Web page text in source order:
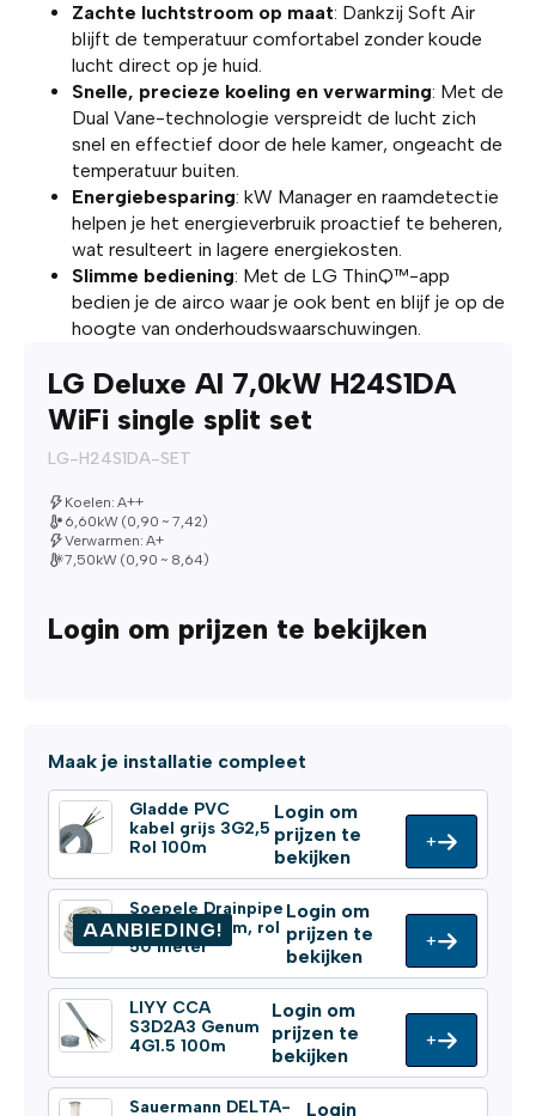
Zachte luchtstroom op maat: Dankzij Soft Air
blijft de temperatuur comfortabel zonder koude
lucht direct op je huid.
Snelle, precieze koeling en verwarming: Met de
Dual Vane-technologie verspreidt de lucht zich
snel en effectief door de hele kamer, ongeacht de
temperatuur buiten.
Energiebesparing: kW Manager en raamdetectie
helpen je het energieverbruik proactief te beheren,
wat resulteert in lagere energiekosten.
Slimme bediening: Met de LG ThinQ™-app
bedien je de airco waar je ook bent en blijf je op de
hoogte van onderhoudswaarschuwingen.
LG Deluxe AI 7,0kW H24S1DA
WiFi single split set
LG-H24S1DA-SET
Koelen: A++
6,60kW (0,90 ~ 7,42)
Verwarmen: A+
7,50kW (0,90 ~ 8,64)
Login om prijzen te bekijken
Maak je installatie compleet
Gladde PVC
kabel grijs 3G2,5
Rol 100m
Login om
prijzen te
bekijken
+
AANBIEDING!
Soepele Drainpipe
Ø 16/18/20mm, rol
50 meter
Login om
prijzen te
bekijken
+
LIYY CCA
S3D2A3 Genum
4G1.5 100m
Login om
prijzen te
bekijken
+
Sauermann DELTA- Login